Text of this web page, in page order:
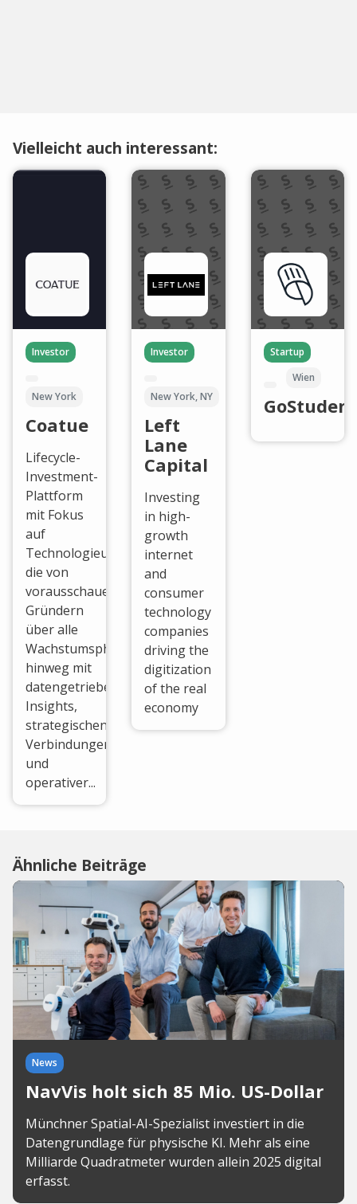
Vielleicht auch interessant:
Investor
New York
Coatue
Lifecycle-
Investment-
Plattform
mit Fokus
auf
Technologieunternehmen,
die von
vorausschauenden
Gründern
über alle
Wachstumsphasen
hinweg mit
datengetriebenen
Insights,
strategischen
Verbindungen
und
operativer...
Investor
New York, NY
Left
Lane
Capital
Investing
in high-
growth
internet
and
consumer
technology
companies
driving the
digitization
of the real
economy
Startup
Wien
GoStudent
Ähnliche Beiträge
News
NavVis holt sich 85 Mio. US-Dollar
Münchner Spatial-AI-Spezialist investiert in die
Datengrundlage für physische KI. Mehr als eine
Milliarde Quadratmeter wurden allein 2025 digital
erfasst.